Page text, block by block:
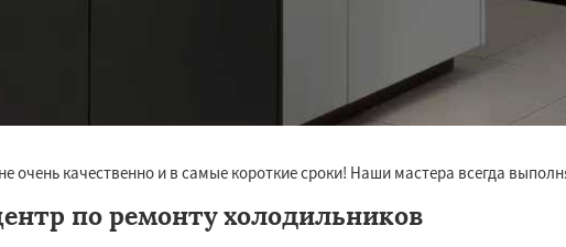
очень качественно и в самые короткие сроки! Наши мастера всегда
по ремонту холодильников